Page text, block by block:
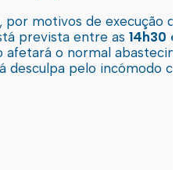
por motivos de execução
prevista entre as 14h30
afetará o normal
desculpa pelo incómodo